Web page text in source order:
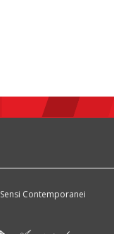
Contemporanei